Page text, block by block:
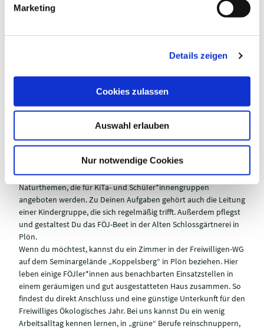
Marketing
Details zeigen
Cookies zulassen
Auswahl erlauben
Nur notwendige Cookies
ÖKOLOGISCHES JAHR BEI UNS
IM NATURPARK
Der Naturparkverein möchte seinen Gästen
mit faszinierenden Naturbegegnungen ein positives
Grundgefühl zur Natur vermitteln, Kinder, Jugendliche und
und Wissbegierde wecken und ökologische Zusammenhänge
verdeutlichen bzw. dafür interessieren. Hierfür werden
Umweltbildungsangebote in der freien Natur gemacht. Deine
Arbeitsorte werden Plön und Eutin sein, die mit öffentlichen
Verkehrsmitteln gut zu erreichen sind. Nach einer
Einarbeitungsphase betreust du verschiedene Führungen zu
Naturthemen, die für KiTa- und Schüler*innengruppen
angeboten werden. Zu Deinen Aufgaben gehört auch die Leitung
einer Kindergruppe, die sich regelmäßig trifft. Außerdem pflegst
und gestaltest Du das FÖJ-Beet in der Alten Schlossgärtnerei in
Plön.
Wenn du möchtest, kannst du ein Zimmer in der Freiwilligen-WG
auf dem Seminargelände „Koppelsberg“ in Plön beziehen. Hier
leben einige FÖJler*innen aus benachbarten Einsatzstellen in
einem geräumigen und gut ausgestatteten Haus zusammen. So
findest du direkt Anschluss und eine günstige Unterkunft für den
Freiwilliges Ökologisches Jahr. Bei uns kannst Du ein wenig
Arbeitsalltag kennen lernen, in „grüne“ Berufe reinschnuppern,